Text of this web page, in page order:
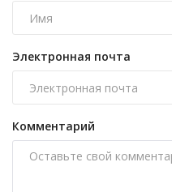
Электронная почта
Комментарий